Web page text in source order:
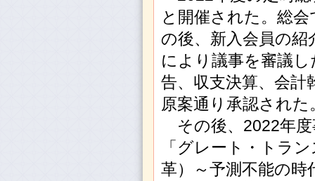
と開催された。総
の後、新入会員の紹
により議事を審議
告、収支決算、会計
原案通り承認された
その後、2022年度
「グレート・トラ
革）～予測不能の